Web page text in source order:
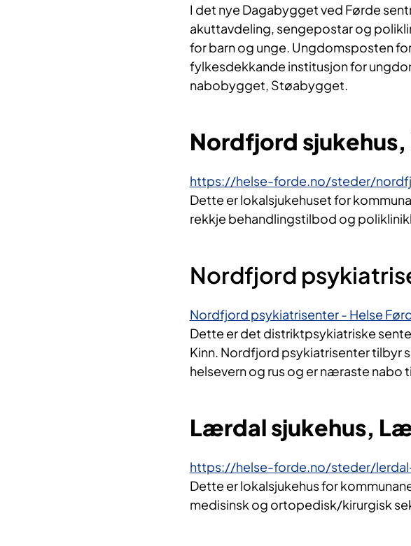
I det nye Dagabygget ved Førde
akuttavdeling, sengepostar og
for barn og unge. Ungdomsposten
fylkesdekkande institusjon for
nabobygget, Støabygget.
Nordfjord
https://helse-forde.no/steder/
​​Dette er lokalsjukehuset for
rekkje behandlingstilbod og
Nordfjord
Nordfjord psykiatrisenter - Helse
Dette er det distriktpsykiatriske
Kinn. Nordfjord psykiatrisenter tilbyr
helsevern og rus og er næraste nabo
Lærdal sjukehus,
https://helse-forde.no/steder/
Dette er lokalsjukehus for
medisinsk og ortopedisk/kirurgisk